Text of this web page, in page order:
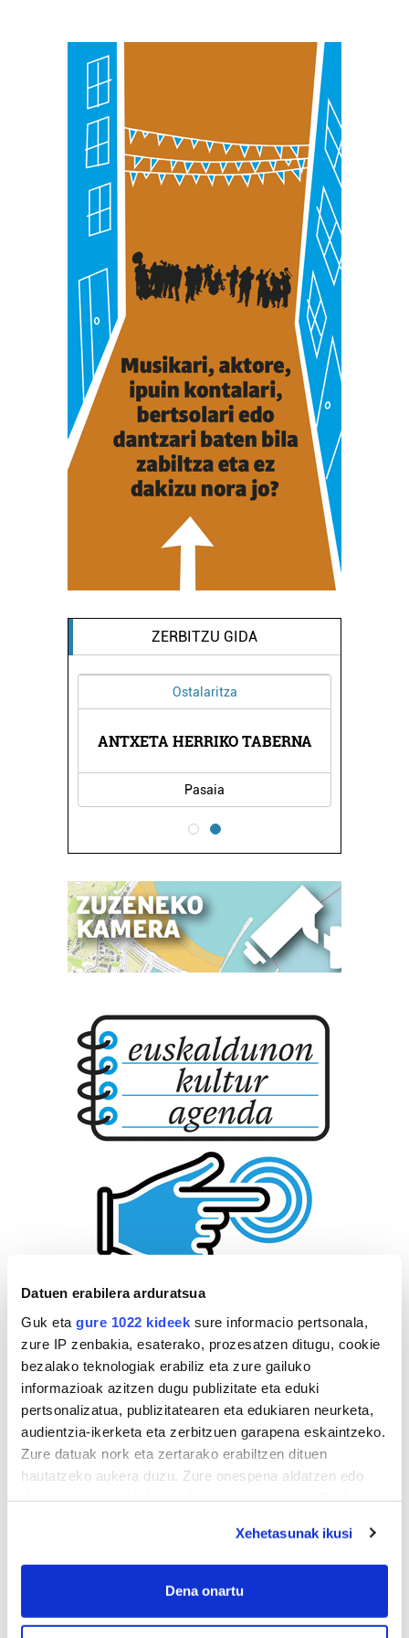
Datuen erabilera arduratsua
Guk eta gure 1022 kideek sure informacio pertsonala,
zure IP zenbakia, esaterako, prozesatzen ditugu, cookie
bezalako teknologiak erabiliz eta zure gailuko
informazioak azitzen dugu publizitate eta eduki
pertsonalizatua, publizitatearen eta edukiaren neurketa,
audientzia-ikerketa eta zerbitzuen garapena eskaintzeko.
Zure datuak nork eta zertarako erabiltzen dituen
hautatzeko aukera duzu. Zure onespena aldatzen edo
If you allow, we would also like to:
Collect information about your geographical
meters
Xehetasunak ikusi
Dena onartu
ZERBITZU GIDA
Ostalaritza
ANTXETA HERRIKO TABERNA
Pasaia
AGENDA